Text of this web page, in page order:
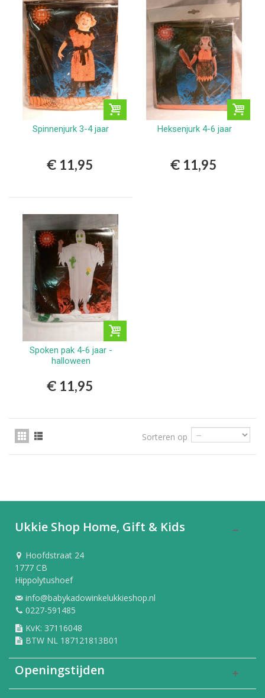
Spinnenjurk 3-4 jaar
€ 11,95
Heksenjurk 4-6 jaar
€ 11,95
Spoken pak 4-6 jaar -
halloween
€ 11,95
Sorteren op
Ukkie Shop Home, Gift & Kids
Hoofdstraat 24
1777 CB
Hippolytushoef
info@babykadowinkelukkieshop.nl
0227-591485
KvK: 37116048
BTW NL 187121813B01
Openingstijden